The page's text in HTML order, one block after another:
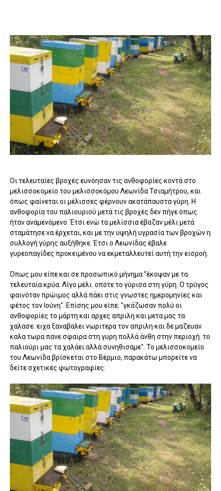
Οι τελευταίες βροχές ευνόησαν τις ανθοφορίες κοντά στο
μελισσοκομείο του μελισσοκόμου Λεωνίδα Τσιαμήτρου, και
όπως φαίνεται οι μέλισσες φέρνουν ακατάπαυστα γύρη. Η
ανθοφορία του παλιουριού μετά τις βροχές δεν πήγε όπως
ήταν αναμενόμενο. Έτσι ενώ τα μελίσσια έβαζαν μέλι μετά
σταμάτησε να έρχεται, και με την υψηλή υγρασία των βροχών η
συλλογή γύρης αυξήθηκε. Έτσι ο Λεωνίδας έβαλε
γυρεοπαγίδες προκειμένου να εκμεταλλευτεί αυτή την εισροή.
Όπως μου είπε και σε προσωπικό μήνημα "έκοψαν με τα
τελευταία κρύα. Λίγο μέλι. οπότε το γύρισα στη γύρη. Ο τρύγος
φαινόταν πρώιμος αλλά πάει στις γνωστες ημερομηνίες και
φέτος τον Ιούνη". Επίσης μου είπε: "γκάζωσαν πολύ οι
ανθοφορίες το μάρτη και αρχες απριλη και μετα μας τα
χαλασε. ειχα ξαναβαλει νωριτερα τον απριλη και δε μαζευαν
καλα τωρα πανε σφαιρα στη γυρη πολλά άνθη στην περιοχή. το
παλιούρι μας τα χαλάει αλλά συνηθισαμε". Το μελισσοκομείο
του Λεωνίδα βρίσκεται στο Βέρμιο, παρακάτω μπορείτε να
δείτε σχετικές φωτογραφίες: